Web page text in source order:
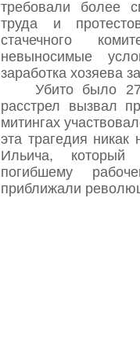
требовали более
труда и
стачечного
невыносимые
заработка хозяева
Убито было 270
расстрел вызвал
митингах
эта трагедия никак
Ильича, который
погибшему
приближали